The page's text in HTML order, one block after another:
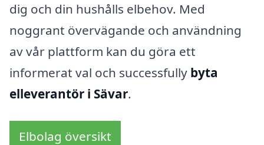
dig och din hushålls elbehov. Med
noggrant övervägande och användning
av vår plattform kan du göra ett
informerat val och successfully byta
elleverantör i Sävar.
Elbolag översikt